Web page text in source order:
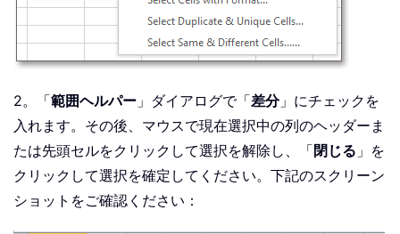
2。「範囲ヘルパー 」ダイアログで「差分」にチェックを
入れます。その後、マウスで現在選択中の列のヘッダーま
たは先頭セルをクリックして選択を解除し、「閉じる 」を
クリックして選択を確定してください。下記のスクリーン
ショットをご確認ください：